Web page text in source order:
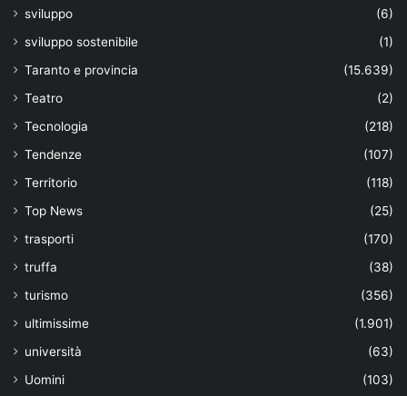
sviluppo
(6)
sviluppo sostenibile
(1)
Taranto e provincia
(15.639)
Teatro
(2)
Tecnologia
(218)
Tendenze
(107)
Territorio
(118)
Top News
(25)
trasporti
(170)
truffa
(38)
turismo
(356)
ultimissime
(1.901)
università
(63)
Uomini
(103)